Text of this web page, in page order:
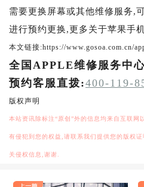
需要更换屏幕或其他维修服务,
进行预约更换,更多关于苹果手
本文链接:https://www.gosoa.com.cn/
全国APPLE维修服务中
预约客服直拨:400-119-
版权声明
本站资讯除标注“原创”外的信息均来自互联网
有侵犯到您的权益,请联系我们提供您的版权
关侵权信息,谢谢.